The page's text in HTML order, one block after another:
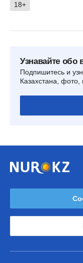
18+
Узнавайте
Подпишитесь и
Казахстана, фото,